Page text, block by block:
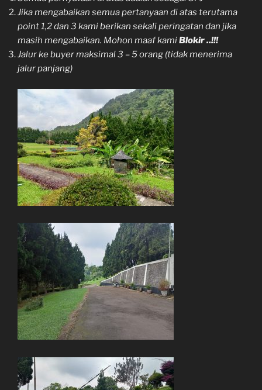
Jika mengabaikan semua pertanyaan di atas terutama
point 1,2 dan 3 kami berikan sekali peringatan dan jika
masih mengabaikan. Mohon maaf kamiBlokir..!!!
Jalur ke buyer maksimal 3 – 5 orang (tidak menerima
jalur panjang)